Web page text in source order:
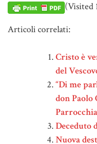
(Visited
Articoli correlati:
Cristo è
del
“Di me
don
Deceduto
Nuova